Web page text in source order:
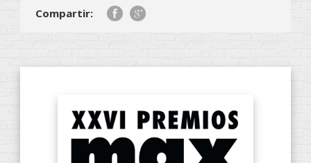
Compartir: